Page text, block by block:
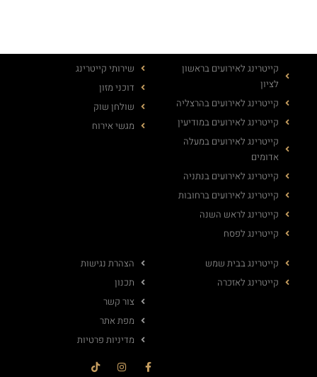
קייטרינג לאירועים בראשון
לציון
קייטרינג לאירועים בהרצליה
קייטרינג לאירועים במודיעין
קייטרינג לאירועים במעלה
אדומים
קייטרינג לאירועים בנתניה
קייטרינג לאירועים ברחובות
קייטרינג לראש השנה
קייטרינג לפסח
שירותי קייטרינג
דוכני מזון
שולחן שוק
מגשי אירוח
קייטרינג בבית שמש
קייטרינג לאזכרה
הצהרת נגישות
תכנון
צור קשר
מפת אתר
מדיניות פרטיות